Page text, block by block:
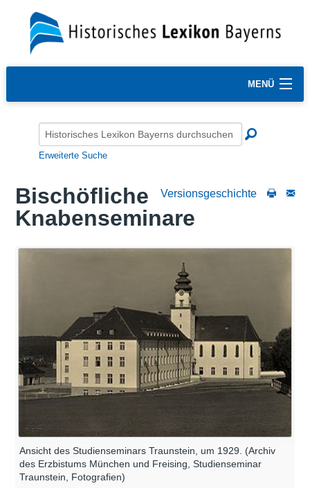
MENÜ
Erweiterte Suche
Versionsgeschichte
Bischöfliche
Knabenseminare
Ansicht des Studienseminars Traunstein, um 1929. (Archiv
des Erzbistums München und Freising, Studienseminar
Traunstein, Fotografien)